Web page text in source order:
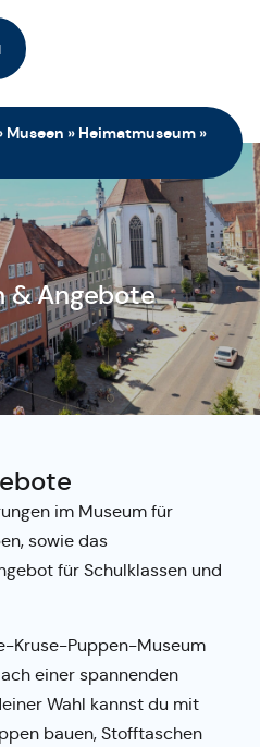
Museen » Heimatmuseum »
& Angebote
im Museum für
sowie das
für Schulklassen und
Kruse-Puppen-Museum
einer spannenden
Wahl kannst du mit
bauen, Stofftaschen